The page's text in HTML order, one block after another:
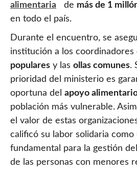
alimentaria
de más de 1
en todo el país.
Durante el encuentro, se
institución a los coordinadores
populares y las ollas comunes.
prioridad del ministerio es
oportuna del apoyo
población más vulnerable.
el valor de estas
calificó su labor solidaria como
fundamental para la gestión
de las personas con menores